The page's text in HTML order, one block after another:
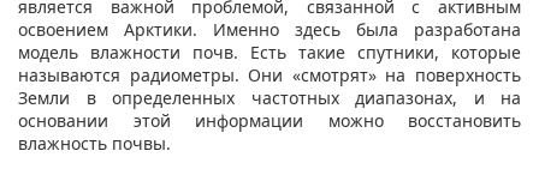
является важной проблемой, связанной с активным
освоением Арктики. Именно здесь была разработана
модель влажности почв. Есть такие спутники, которые
называются радиометры. Они «смотрят» на поверхность
Земли в определенных частотных диапазонах, и на
основании этой информации можно восстановить
влажность почвы.